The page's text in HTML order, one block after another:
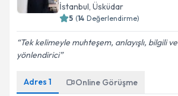
İstanbul, Üsküdar
5 (14 Değerlendirme)
Tek kelimeyle muhteşem, anlayışlı, bilgili ve
yönlendirici
Adres 1 Online Görüşme